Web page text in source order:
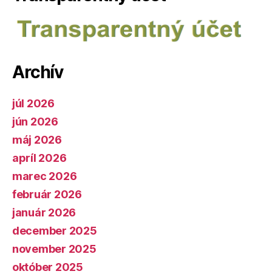
Archív
júl 2026
jún 2026
máj 2026
apríl 2026
marec 2026
február 2026
január 2026
december 2025
november 2025
október 2025